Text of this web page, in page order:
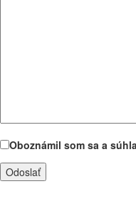
Oboznámil som sa a